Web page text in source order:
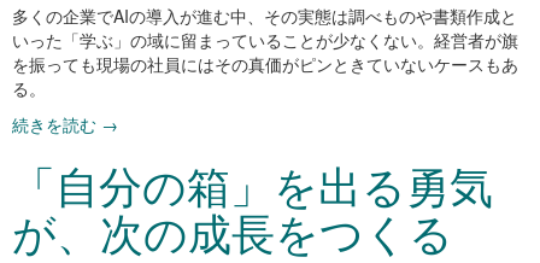
多くの企業でAIの導入が進む中、その実態は調べものや書類作成と
いった「学ぶ」の域に留まっていることが少なくない。経営者が旗
を振っても現場の社員にはその真価がピンときていないケースもあ
る。
続きを読む →
「自分の箱」を出る勇気
が、次の成長をつくる